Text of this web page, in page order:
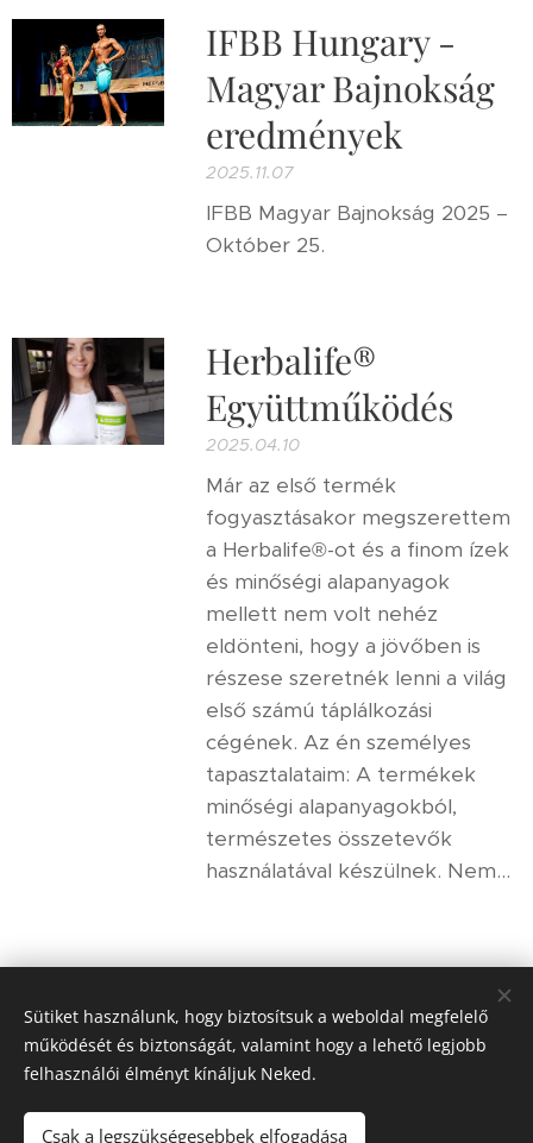
IFBB Hungary -
Magyar Bajnokság
eredmények
2025.11.07
IFBB Magyar Bajnokság 2025 –
Október 25.
Herbalife®
Együttműködés
2025.04.10
Már az első termék
fogyasztásakor megszerettem
a Herbalife®-ot és a finom ízek
és minőségi alapanyagok
mellett nem volt nehéz
eldönteni, hogy a jövőben is
részese szeretnék lenni a világ
első számú táplálkozási
cégének. Az én személyes
tapasztalataim: A termékek
minőségi alapanyagokból,
természetes összetevők
használatával készülnek. Nem...
Kérdezz tőlem!
Sütiket használunk, hogy biztosítsuk a weboldal megfelelő
működését és biztonságát, valamint hogy a lehető legjobb
felhasználói élményt kínáljuk Neked.
Csak a legszükségesebbek elfogadása